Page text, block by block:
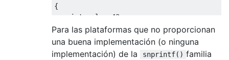
{
int
val 42
    foofmt
( "Some value: %d\n"
;
Para las plataformas que no proporcionan
una buena implementación (o ninguna
implementación) de la
snprintf() familia